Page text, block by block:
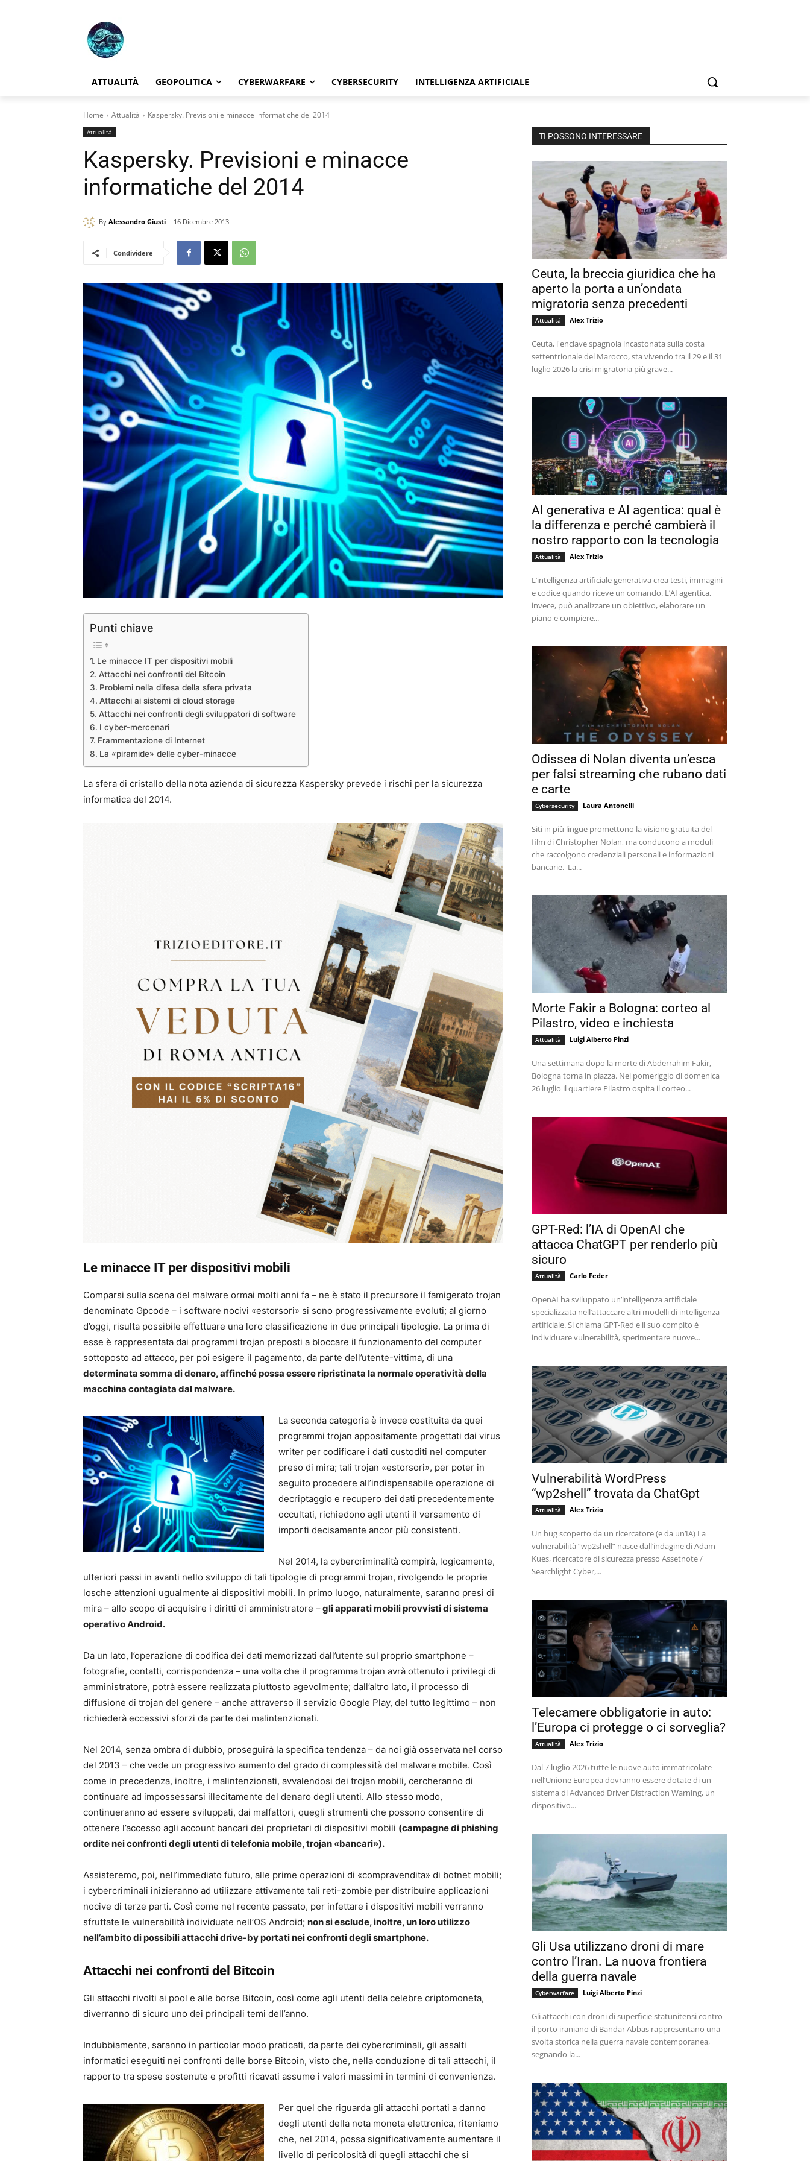
ATTUALITÀ GEOPOLITICA CYBERWARFARE CYBERSECURITY INTELLIGENZA ARTIFICIALE
Home Attualità Kaspersky. Previsioni e minacce informatiche del 2014
Attualità
Kaspersky. Previsioni e minacce
informatiche del 2014
By Alessandro Giusti 16 Dicembre 2013
Condividere
Punti chiave
Le minacce IT per dispositivi mobili
Attacchi nei confronti del Bitcoin
Problemi nella difesa della sfera privata
Attacchi ai sistemi di cloud storage
Attacchi nei confronti degli sviluppatori di software
I cyber-mercenari
Frammentazione di Internet
La «piramide» delle cyber-minacce
La sfera di cristallo della nota azienda di sicurezza Kaspersky prevede i rischi per la sicurezza
informatica del 2014.
Le minacce IT per dispositivi mobili
Comparsi sulla scena del malware ormai molti anni fa – ne è stato il precursore il famigerato trojan
denominato Gpcode – i software nocivi «estorsori» si sono progressivamente evoluti; al giorno
d’oggi, risulta possibile effettuare una loro classificazione in due principali tipologie. La prima di
esse è rappresentata dai programmi trojan preposti a bloccare il funzionamento del computer
sottoposto ad attacco, per poi esigere il pagamento, da parte dell’utente-vittima, di una
determinata somma di denaro, affinché possa essere ripristinata la normale operatività della
macchina contagiata dal malware.
La seconda categoria è invece costituita da quei
programmi trojan appositamente progettati dai virus
writer per codificare i dati custoditi nel computer
preso di mira; tali trojan «estorsori», per poter in
seguito procedere all’indispensabile operazione di
decriptaggio e recupero dei dati precedentemente
occultati, richiedono agli utenti il versamento di
importi decisamente ancor più consistenti.
Nel 2014, la cybercriminalità compirà, logicamente,
ulteriori passi in avanti nello sviluppo di tali tipologie di programmi trojan, rivolgendo le proprie
losche attenzioni ugualmente ai dispositivi mobili. In primo luogo, naturalmente, saranno presi di
mira – allo scopo di acquisire i diritti di amministratore –gli apparati mobili provvisti di sistema
operativo Android.
Da un lato, l’operazione di codifica dei dati memorizzati dall’utente sul proprio smartphone –
fotografie, contatti, corrispondenza – una volta che il programma trojan avrà ottenuto i privilegi di
amministratore, potrà essere realizzata piuttosto agevolmente; dall’altro lato, il processo di
diffusione di trojan del genere – anche attraverso il servizio Google Play, del tutto legittimo – non
richiederà eccessivi sforzi da parte dei malintenzionati.
Nel 2014, senza ombra di dubbio, proseguirà la specifica tendenza – da noi già osservata nel corso
del 2013 – che vede un progressivo aumento del grado di complessità del malware mobile. Così
come in precedenza, inoltre, i malintenzionati, avvalendosi dei trojan mobili, cercheranno di
continuare ad impossessarsi illecitamente del denaro degli utenti. Allo stesso modo,
continueranno ad essere sviluppati, dai malfattori, quegli strumenti che possono consentire di
ottenere l’accesso agli account bancari dei proprietari di dispositivi mobili (campagne di phishing
ordite nei confronti degli utenti di telefonia mobile, trojan «bancari»).
Assisteremo, poi, nell’immediato futuro, alle prime operazioni di «compravendita» di botnet mobili;
i cybercriminali inizieranno ad utilizzare attivamente tali reti-zombie per distribuire applicazioni
nocive di terze parti. Così come nel recente passato, per infettare i dispositivi mobili verranno
sfruttate le vulnerabilità individuate nell’OS Android; non si esclude, inoltre, un loro utilizzo
nell’ambito di possibili attacchi drive-by portati nei confronti degli smartphone.
Attacchi nei confronti del Bitcoin
Gli attacchi rivolti ai pool e alle borse Bitcoin, così come agli utenti della celebre criptomoneta,
diverranno di sicuro uno dei principali temi dell’anno.
Indubbiamente, saranno in particolar modo praticati, da parte dei cybercriminali, gli assalti
informatici eseguiti nei confronti delle borse Bitcoin, visto che, nella conduzione di tali attacchi, il
rapporto tra spese sostenute e profitti ricavati assume i valori massimi in termini di convenienza.
Per quel che riguarda gli attacchi portati a danno
degli utenti della nota moneta elettronica, riteniamo
che, nel 2014, possa significativamente aumentare il
livello di pericolosità di quegli attacchi che si
TI POSSONO INTERESSARE
Ceuta, la breccia giuridica che ha
aperto la porta a un’ondata
migratoria senza precedenti
Attualità Alex Trizio
Ceuta, l'enclave spagnola incastonata sulla costa
settentrionale del Marocco, sta vivendo tra il 29 e il 31
luglio 2026 la crisi migratoria più grave...
AI generativa e AI agentica: qual è
la differenza e perché cambierà il
nostro rapporto con la tecnologia
Attualità Alex Trizio
L’intelligenza artificiale generativa crea testi, immagini
e codice quando riceve un comando. L’AI agentica,
invece, può analizzare un obiettivo, elaborare un
piano e compiere...
Odissea di Nolan diventa un’esca
per falsi streaming che rubano dati
e carte
Cybersecurity Laura Antonelli
Siti in più lingue promettono la visione gratuita del
film di Christopher Nolan, ma conducono a moduli
che raccolgono credenziali personali e informazioni
bancarie. La...
Morte Fakir a Bologna: corteo al
Pilastro, video e inchiesta
Attualità Luigi Alberto Pinzi
Una settimana dopo la morte di Abderrahim Fakir,
Bologna torna in piazza. Nel pomeriggio di domenica
26 luglio il quartiere Pilastro ospita il corteo...
GPT-Red: l’IA di OpenAI che
attacca ChatGPT per renderlo più
sicuro
Attualità Carlo Feder
OpenAI ha sviluppato un’intelligenza artificiale
specializzata nell’attaccare altri modelli di intelligenza
artificiale. Si chiama GPT-Red e il suo compito è
individuare vulnerabilità, sperimentare nuove...
Vulnerabilità WordPress
“wp2shell” trovata da ChatGpt
Attualità Alex Trizio
Un bug scoperto da un ricercatore (e da un’IA) La
vulnerabilità “wp2shell” nasce dall’indagine di Adam
Kues, ricercatore di sicurezza presso Assetnote /
Searchlight Cyber,...
Telecamere obbligatorie in auto:
l’Europa ci protegge o ci sorveglia?
Attualità Alex Trizio
Dal 7 luglio 2026 tutte le nuove auto immatricolate
nell’Unione Europea dovranno essere dotate di un
sistema di Advanced Driver Distraction Warning, un
dispositivo...
Gli Usa utilizzano droni di mare
contro l’Iran. La nuova frontiera
della guerra navale
Cyberwarfare Luigi Alberto Pinzi
Gli attacchi con droni di superficie statunitensi contro
il porto iraniano di Bandar Abbas rappresentano una
svolta storica nella guerra navale contemporanea,
segnando la...